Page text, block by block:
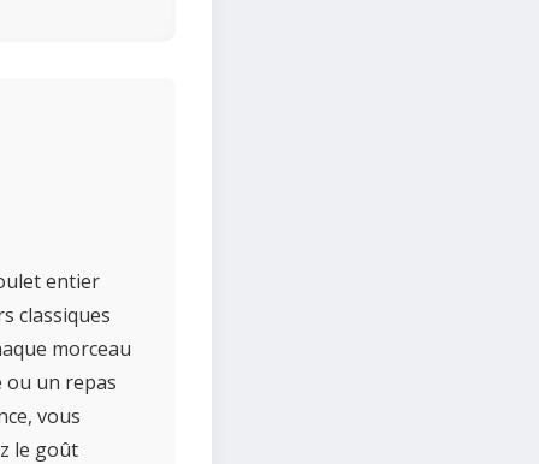
entier
classiques
morceau
ou un repas
vous
le goût